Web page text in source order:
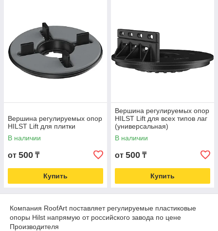
Вершина регулируемых опор
HILST Lift для плитки
В наличии
от 500 ₸
Купить
Вершина регулируемых опор
HILST Lift для всех типов лаг
(универсальная)
В наличии
от 500 ₸
Купить
Компания RoofArt поставляет регулируемые пластиковые
опоры Hilst напрямую от российского завода по цене
Производителя